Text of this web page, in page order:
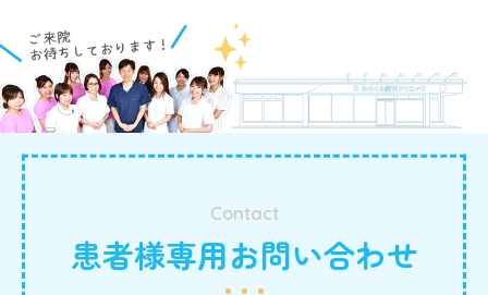
Contact
患者様専用お問い合わせ